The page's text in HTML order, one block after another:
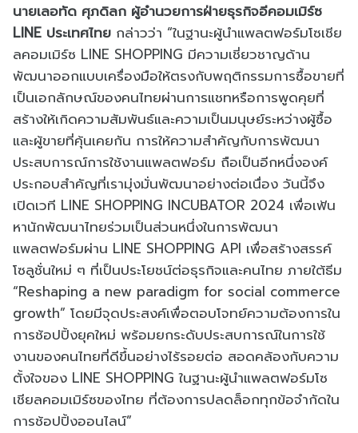
นายเลอทัด ศุภดิลก ผู้อำนวยการฝ่ายธุรกิจอีคอมเมิร์ซ
LINE ประเทศไทย กล่าวว่า “ในฐานะผู้นำแพลตฟอร์มโซเชีย
ลคอมเมิร์ซ LINE SHOPPING มีความเชี่ยวชาญด้าน
พัฒนาออกแบบเครื่องมือให้ตรงกับพฤติกรรมการซื้อขายที่
เป็นเอกลักษณ์ของคนไทยผ่านการแชทหรือการพูดคุยที่
สร้างให้เกิดความสัมพันธ์และความเป็นมนุษย์ระหว่างผู้ซื้อ
และผู้ขายที่คุ้นเคยกัน การให้ความสำคัญกับการพัฒนา
ประสบการณ์การใช้งานแพลตฟอร์ม ถือเป็นอีกหนึ่งองค์
ประกอบสำคัญที่เรามุ่งมั่นพัฒนาอย่างต่อเนื่อง วันนี้จึง
เปิดเวที LINE SHOPPING INCUBATOR 2024 เพื่อเฟ้น
หานักพัฒนาไทยร่วมเป็นส่วนหนึ่งในการพัฒนา
แพลตฟอร์มผ่าน LINE SHOPPING API เพื่อสร้างสรรค์
โซลูชั่นใหม่ ๆ ที่เป็นประโยชน์ต่อธุรกิจและคนไทย ภายใต้ธีม
“Reshaping a new paradigm for social commerce
growth” โดยมีจุดประสงค์เพื่อตอบโจทย์ความต้องการใน
การช้อปปิ้งยุคใหม่ พร้อมยกระดับประสบการณ์ในการใช้
งานของคนไทยที่ดีขึ้นอย่างไร้รอยต่อ สอดคล้องกับความ
ตั้งใจของ LINE SHOPPING ในฐานะผู้นำแพลตฟอร์มโซ
เชียลคอมเมิร์ซของไทย ที่ต้องการปลดล็อกทุกข้อจำกัดใน
การช้อปปิ้งออนไลน์”